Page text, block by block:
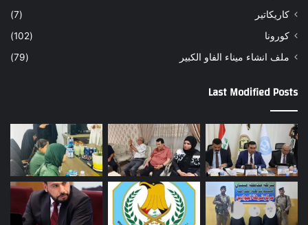
كاريكاتير
(7)
كورونا
(102)
ملف انشاء ميناء الفاو الكبير
(79)
Last Modified Posts